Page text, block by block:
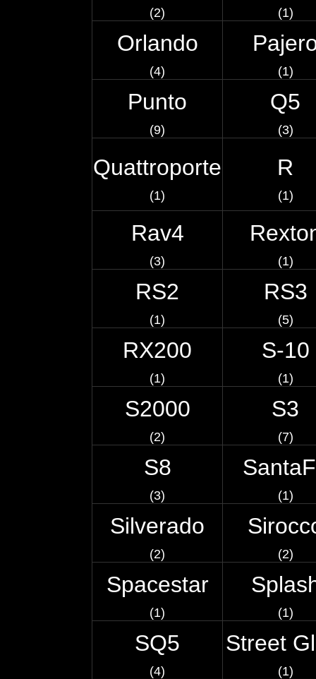
(2) (1)
Orlando
(4) (1)
Punto
(9)
Q5
(3)
Quattroporte
(1)
R
(1)
Rav4
(3) (1)
RS2
(1)
RS3
(5)
RX200
(1)
S-10
(1)
S2000
(2)
S3
(7)
S8
(3) (1)
Silverado
(2) (2)
Spacestar
(1) (1)
SQ5
(4)
Street
(1)